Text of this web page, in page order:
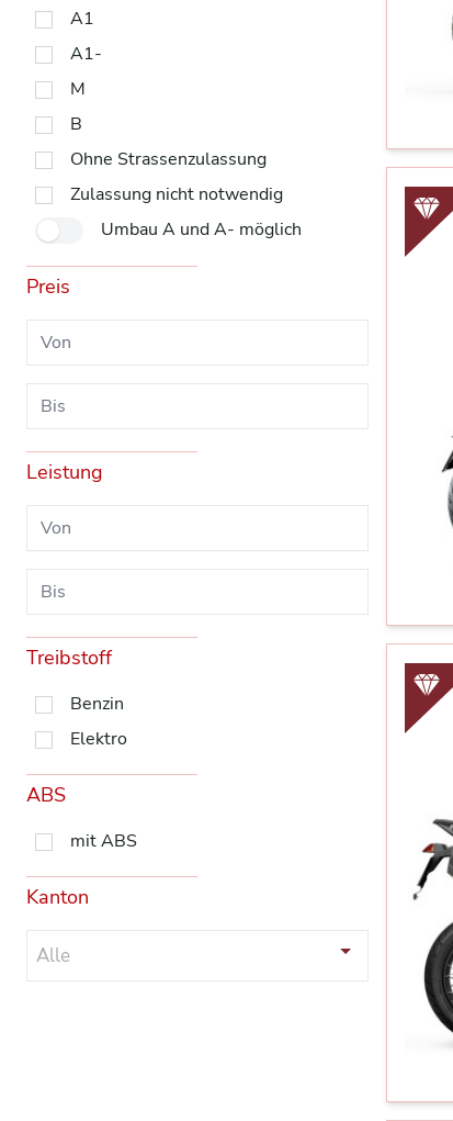
A1
A1-
M
B
Ohne Strassenzulassung
Zulassung nicht notwendig
Umbau A und A- möglich
Preis
Leistung
Treibstoff
Benzin
Elektro
ABS
mit ABS
Kanton
Alle